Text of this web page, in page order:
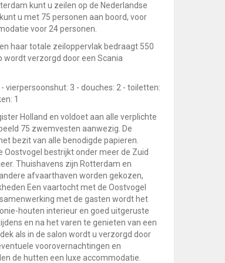
kunt u zeilen op de Nederlandse
u met 75 personen aan boord, voor
voor 24 personen.
haar totale zeiloppervlak bedraagt 550
wordt verzorgd door een Scania
vierpersoonshut: 3 - douches: 2 - toiletten:
1
Holland en voldoet aan alle verplichte
75 zwemvesten aanwezig. De
bezit van alle benodigde papieren.
Oostvogel bestrijkt onder meer de Zuid
Thuishavens zijn Rotterdam en
afvaarthaven worden gekozen,
Een vaartocht met de Oostvogel
met de gasten wordt het
houten interieur en goed uitgeruste
en na het varen te genieten van een
als in de salon wordt u verzorgd door
voorovernachtingen en
de hutten een luxe accommodatie.